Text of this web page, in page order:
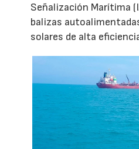
Señalización Marítima
balizas
solares de alta